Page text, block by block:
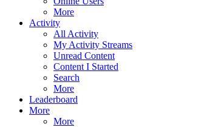
More
Activity
All Activity
My Activity Streams
Unread Content
Content I Started
Search
More
Leaderboard
More
More